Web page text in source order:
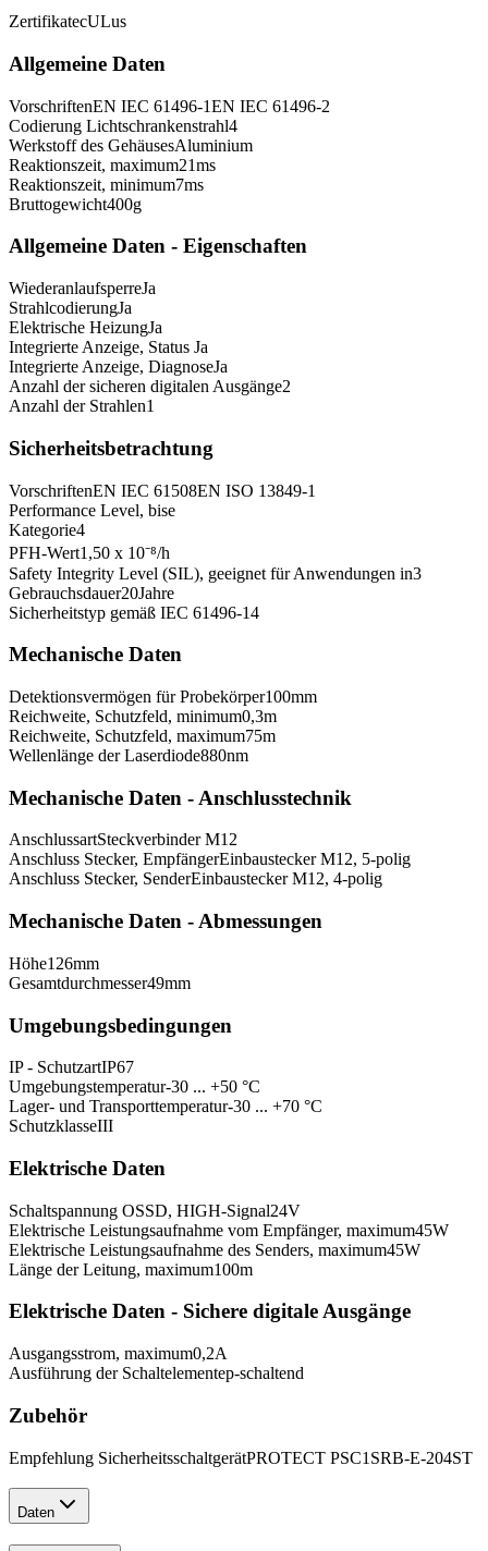
ZertifikatecULus
Allgemeine Daten
VorschriftenEN IEC 61496-1EN IEC 61496-2
Codierung Lichtschrankenstrahl4
Werkstoff des GehäusesAluminium
Reaktionszeit, maximum21ms
Reaktionszeit, minimum7ms
Bruttogewicht400g
Allgemeine Daten - Eigenschaften
WiederanlaufsperreJa
StrahlcodierungJa
Elektrische HeizungJa
Integrierte Anzeige, Status Ja
Integrierte Anzeige, DiagnoseJa
Anzahl der sicheren digitalen Ausgänge2
Anzahl der Strahlen1
Sicherheitsbetrachtung
VorschriftenEN IEC 61508EN ISO 13849-1
Performance Level, bise
Kategorie4
PFH-Wert1,50 x 10⁻⁸/h
Safety Integrity Level (SIL), geeignet für Anwendungen in3
Gebrauchsdauer20Jahre
Sicherheitstyp gemäß IEC 61496-14
Mechanische Daten
Detektionsvermögen für Probekörper100mm
Reichweite, Schutzfeld, minimum0,3m
Reichweite, Schutzfeld, maximum75m
Wellenlänge der Laserdiode880nm
Mechanische Daten - Anschlusstechnik
AnschlussartSteckverbinder M12
Anschluss Stecker, EmpfängerEinbaustecker M12, 5-polig
Anschluss Stecker, SenderEinbaustecker M12, 4-polig
Mechanische Daten - Abmessungen
Höhe126mm
Gesamtdurchmesser49mm
Umgebungsbedingungen
IP - SchutzartIP67
Umgebungstemperatur-30 ... +50 °C
Lager- und Transporttemperatur-30 ... +70 °C
SchutzklasseIII
Elektrische Daten
Schaltspannung OSSD, HIGH-Signal24V
Elektrische Leistungsaufnahme vom Empfänger, maximum45W
Elektrische Leistungsaufnahme des Senders, maximum45W
Länge der Leitung, maximum100m
Elektrische Daten - Sichere digitale Ausgänge
Ausgangsstrom, maximum0,2A
Ausführung der Schaltelementep-schaltend
Zubehör
Empfehlung SicherheitsschaltgerätPROTECT PSC1 SRB-E-204ST
Daten